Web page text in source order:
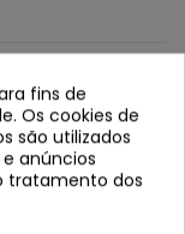
colocar tulipa)
140cm
fins de
Os cookies de
são utilizados
anúncios
tratamento dos